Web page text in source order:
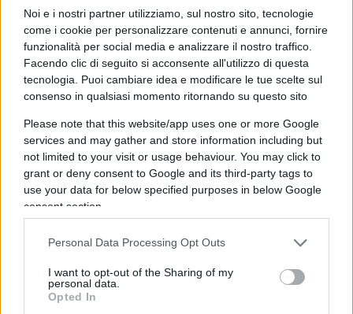
Noi e i nostri partner utilizziamo, sul nostro sito, tecnologie
come i cookie per personalizzare contenuti e annunci, fornire
funzionalità per social media e analizzare il nostro traffico.
Facendo clic di seguito si acconsente all'utilizzo di questa
tecnologia. Puoi cambiare idea e modificare le tue scelte sul
consenso in qualsiasi momento ritornando su questo sito
Please note that this website/app uses one or more Google
services and may gather and store information including but
not limited to your visit or usage behaviour. You may click to
grant or deny consent to Google and its third-party tags to
use your data for below specified purposes in below Google
consent section.
Personal Data Processing Opt Outs
I want to opt-out of the Sharing of my
personal data.
Opted In
Il caso, noto come Texas vs Johnsonsi risolse,
con una stretta maggioranza di cinque contro
quattro, con l’assoluzione della giovane pacifista.
non segui l’impostazione del presidente
conservatore della Corte Rehnquist ma quella
libertaria fondata su una interpretazione rocciosa
della libertà d’opinione, risultante dal primo
emendamento. Bruciare la bandiera – questa in
sintesi è l’argomentazione della decisione del
manifestare il dissenso,il dissenso è
un’opinione e l’opinione è protetta dalla